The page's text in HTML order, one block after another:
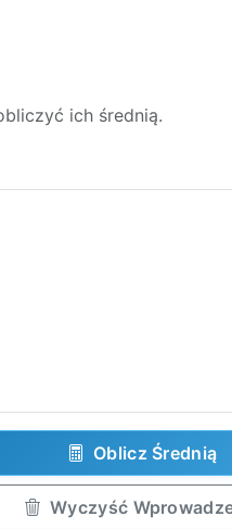
ich średnią.
Oblicz Średnią
Wyczyść